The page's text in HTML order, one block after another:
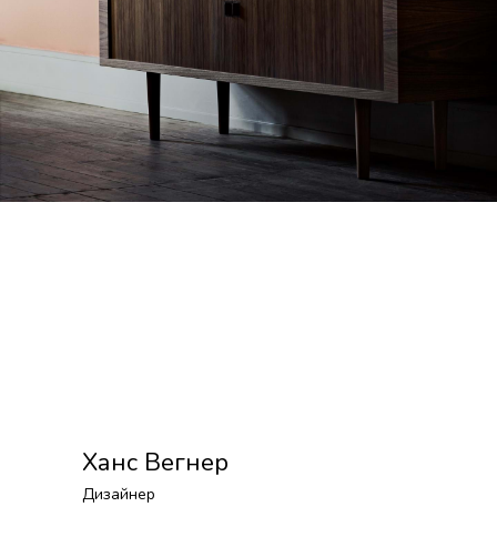
Ханс Вегнер
Дизайнер